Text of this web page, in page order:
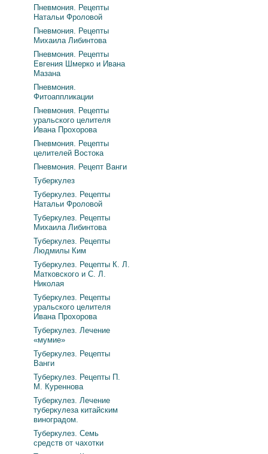
Пневмония. Рецепты
Натальи Фроловой
Пневмония. Рецепты
Михаила Либинтова
Пневмония. Рецепты
Евгения Шмерко и Ивана
Мазана
Пневмония.
Фитоаппликации
Пневмония. Рецепты
уральского целителя
Ивана Прохорова
Пневмония. Рецепты
целителей Востока
Пневмония. Рецепт Ванги
Туберкулез
Туберкулез. Рецепты
Натальи Фроловой
Туберкулез. Рецепты
Михаила Либинтова
Туберкулез. Рецепты
Людмилы Ким
Туберкулез. Рецепты К. Л.
Матковского и С. Л.
Николая
Туберкулез. Рецепты
уральского целителя
Ивана Прохорова
Туберкулез. Лечение
«мумие»
Туберкулез. Рецепты
Ванги
Туберкулез. Рецепты П.
М. Куреннова
Туберкулез. Лечение
туберкулеза китайским
виноградом.
Туберкулез. Семь
средств от чахотки